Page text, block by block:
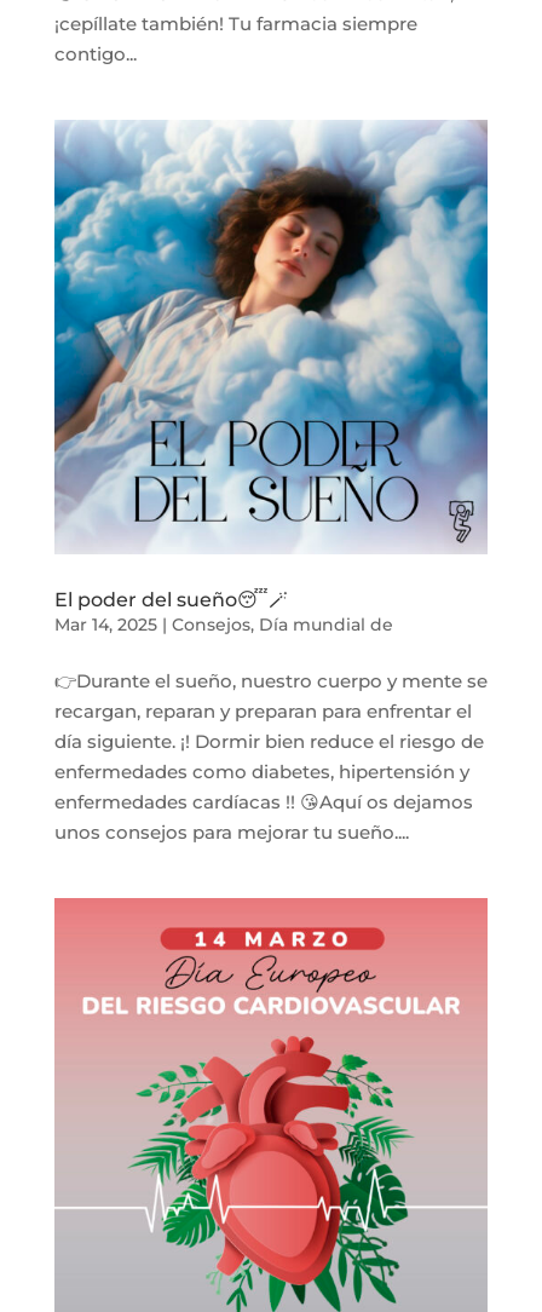
¡cepíllate también! Tu farmacia siempre
contigo...
El poder del sueño😴🪄
Mar 14, 2025| Consejos, Día mundial de
👉Durante el sueño, nuestro cuerpo y mente se
recargan, reparan y preparan para enfrentar el
día siguiente. ¡! Dormir bien reduce el riesgo de
enfermedades como diabetes, hipertensión y
enfermedades cardíacas !! 😘Aquí os dejamos
unos consejos para mejorar tu sueño....